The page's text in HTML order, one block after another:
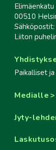
Elimäenkatu
00510
Liiton
Paikalliset
Medialle
Jyty-